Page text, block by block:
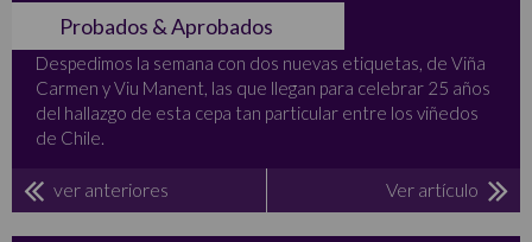
Probados & Aprobados
DOS NUEVOS CARMENÈRE
Despedimos la semana con dos nuevas etiquetas, de Viña
Carmen y Viu Manent, las que llegan para celebrar 25 años
del hallazgo de esta cepa tan particular entre los viñedos
de Chile.
ver anteriores Ver artículo